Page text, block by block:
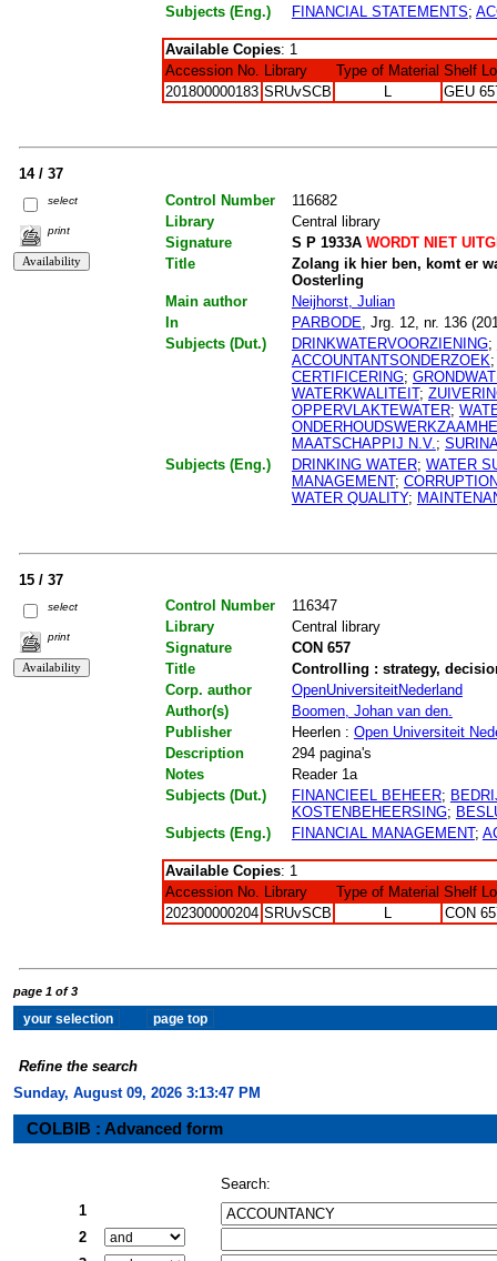
Subjects (Eng.)
FINANCIAL STATEMENTS;
Available Copies: 1
Accession No.
Library Type of Material Shelf
201800000183 SRUvSCB GEU
14 / 37
select
print
Control Number
116682
Library
Central library
Signature
S P 1933AWORDT NIET
Title
Zolang ik hier ben, komt er
Oosterling
Main author
Neijhorst, Julian
In
PARBODE , Jrg. 12, nr. 136
Subjects (Dut.)
DRINKWATERVOORZIENING;
ACCOUNTANTSONDERZOEK
CERTIFICERING;
WATERKWALITEIT;
OPPERVLAKTEWATER;
MAATSCHAPPIJ N.V. ;
Subjects (Eng.)
DRINKING WATER; WATER
MANAGEMENT;
WATER QUALITY;
15 / 37
select
print
Control Number
116347
Library
Central library
Signature
CON 657
Title
Controlling : strategy,
Corp. author
OpenUniversiteitNederland
Author(s)
Boomen, Johan van den.
Publisher
Heerlen : Open Universiteit
Description
294 pagina's
Notes
Reader 1a
Subjects (Dut.)
FINANCIEEL BEHEER;
KOSTENBEHEERSING;
Subjects (Eng.)
FINANCIAL MANAGEMENT;
Available Copies: 1
Accession No. Library Type of Material Shelf
202300000204 SRUvSCB L CON
page 1 of 3
Refine the search
Sunday, August 09, 2026 3:13:48 PM
COLBIB : Advanced form
Search:
1
2